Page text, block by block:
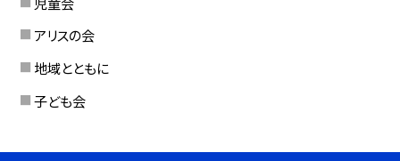
アリスの会
地域とともに
子ども会